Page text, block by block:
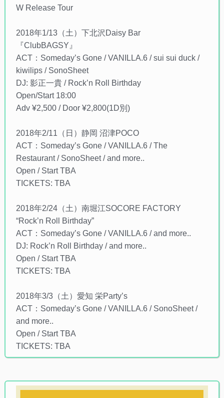
W Release Tour
2018年1/13（土）下北沢Daisy Bar
『ClubBAGSY』
ACT：Someday’s Gone / VANILLA.6 / sui sui duck /
kiwilips / SonoSheet
DJ: 影正一貴 / Rock’n Roll Birthday
Open/Start 18:00
Adv ¥2,500 / Door ¥2,800(1D別)
2018年2/11（日）静岡 沼津POCO
ACT：Someday’s Gone / VANILLA.6 / The
Restaurant / SonoSheet / and more..
Open / Start TBA
TICKETS: TBA
2018年2/24（土）南堀江SOCORE FACTORY
“Rock’n Roll Birthday”
ACT：Someday’s Gone / VANILLA.6 / and more..
DJ: Rock’n Roll Birthday / and more..
Open / Start TBA
TICKETS: TBA
2018年3/3（土）愛知 栄Party’s
ACT：Someday’s Gone / VANILLA.6 / SonoSheet /
and more..
Open / Start TBA
TICKETS: TBA